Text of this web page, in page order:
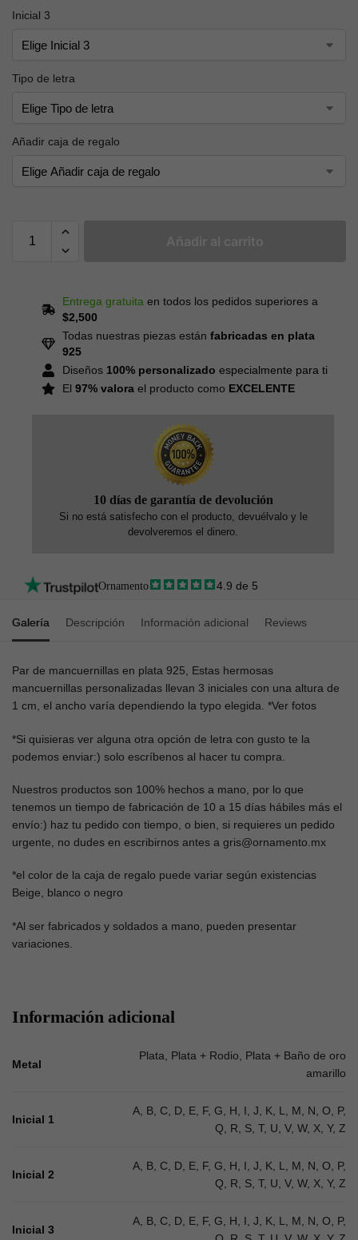
Inicial 3
Tipo de letra
Añadir caja de regalo
Entrega gratuitaen todos los pedidos superiores a
$2,500
Todas nuestras piezas estánfabricadas en plata
925
Diseños 100% personalizado especialmente para ti
El97% valora el producto como EXCELENTE
10 días de garantía de devolución
Si no está satisfecho con el producto, devuélvalo y le
devolveremos el dinero.
Ornamento 4.9 de 5
Galería Descripción Información adicional Reviews
Par de mancuernillas en plata 925, Estas hermosas
mancuernillas personalizadas llevan 3 iniciales con una altura de
1 cm, el ancho varía dependiendo la typo elegida. *Ver fotos
*Si quisieras ver alguna otra opción de letra con gusto te la
podemos enviar:) solo escríbenos al hacer tu compra.
Nuestros productos son 100% hechos a mano, por lo que
tenemos un tiempo de fabricación de 10 a 15 días hábiles más el
envío:) haz tu pedido con tiempo, o bien, si requieres un pedido
urgente, no dudes en escribirnos antes a gris@ornamento.mx
*el color de la caja de regalo puede variar según existencias
Beige, blanco o negro
*Al ser fabricados y soldados a mano, pueden presentar
variaciones.
Información adicional
Metal
Plata, Plata + Rodio, Plata + Baño de oro
amarillo
Inicial 1
A, B, C, D, E, F, G, H, I, J, K, L, M, N, O, P,
Q, R, S, T, U, V, W, X, Y, Z
Inicial 2
A, B, C, D, E, F, G, H, I, J, K, L, M, N, O, P,
Q, R, S, T, U, V, W, X, Y, Z
Inicial 3
A, B, C, D, E, F, G, H, I, J, K, L, M, N, O, P,